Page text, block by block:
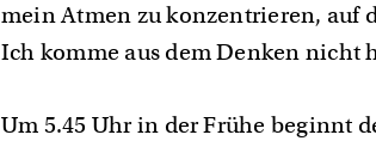
mein Atmen zu konzentrieren, auf
Ich komme aus dem Denken nicht
Um 5.45 Uhr in der Frühe beginnt